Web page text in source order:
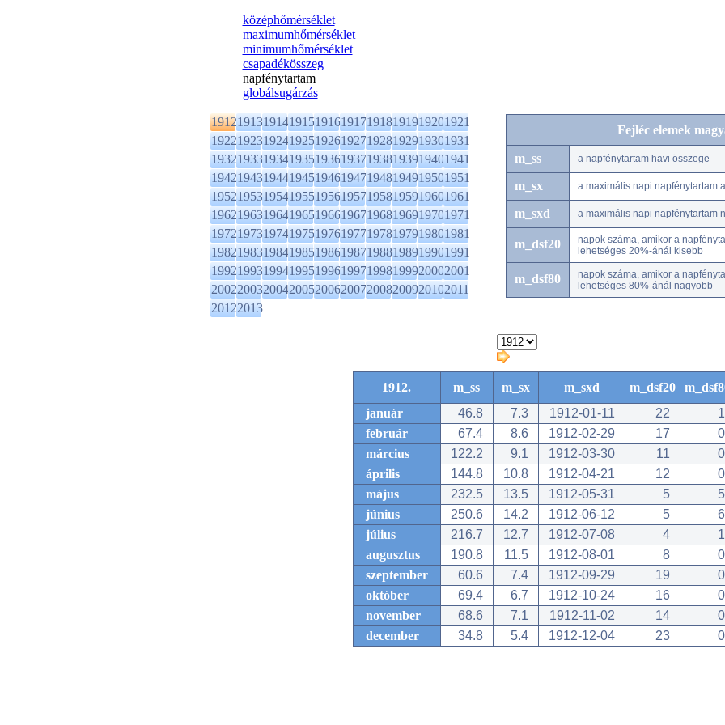
középhőmérséklet
maximumhőmérséklet
minimumhőmérséklet
csapadékösszeg
napfénytartam
globálsugárzás
1912191319141915191619171918191919201921
1922192319241925192619271928192919301931
1932193319341935193619371938193919401941
1942194319441945194619471948194919501951
1952195319541955195619571958195919601961
1962196319641965196619671968196919701971
1972197319741975197619771978197919801981
1982198319841985198619871988198919901991
1992199319941995199619971998199920002001
2002200320042005200620072008200920102011
20122013
Fejléc elemek
m_ss a napfénytartam havi összege
m_sx a maximális napi napfénytartam
m_sxd a maximális napi napfénytartam
m_dsf20
napok száma, amikor a
lehetséges 20%-ánál kisebb
m_dsf80
napok száma, amikor a
lehetséges 80%-ánál nagyobb
1912. m_ss m_sx m_sxd m_dsf20
január
46.8 7.3 1912-01-11 22
1
február
67.4 8.6 1912-02-29 17
0
március
122.2 9.1 1912-03-30 11
0
április
144.8 10.8 1912-04-21 12
0
május
232.5 13.5 1912-05-31 5
5
június
250.6 14.2 1912-06-12 5
6
július
216.7 12.7 1912-07-08 4
1
augusztus
190.8 11.5 1912-08-01 8
0
szeptember
60.6 7.4 1912-09-29 19
0
október
69.4 6.7 1912-10-24 16
0
november
68.6 7.1 1912-11-02 14
0
december
34.8 5.4 1912-12-04 23 0